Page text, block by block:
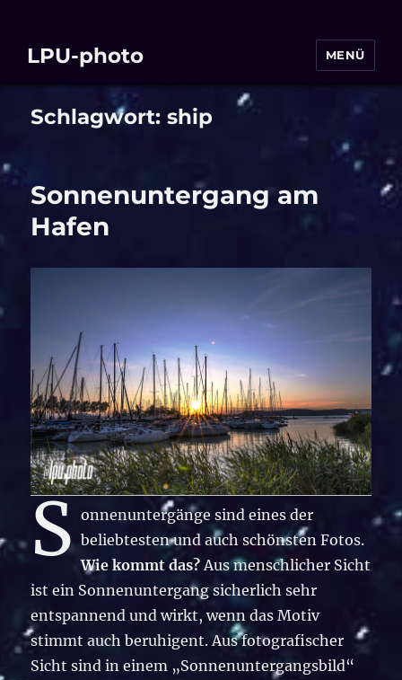
LPU-photo MENÜ
Schlagwort:ship
Sonnenuntergang am
Hafen
S onnenuntergänge sind eines der
beliebtesten und auch schönsten Fotos.
Wie kommt das? Aus menschlicher Sicht
ist ein Sonnenuntergang sicherlich sehr
entspannend und wirkt, wenn das Motiv
stimmt auch beruhigent. Aus fotografischer
Sicht sind in einem „Sonnenuntergangsbild“